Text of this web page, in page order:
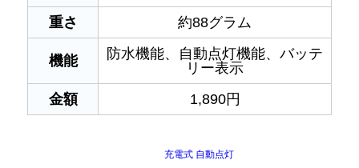
重さ 約88グラム
機能
防水機能、自動点灯機能、バッテ
リー表示
金額
1,890円
充電式 自動点灯